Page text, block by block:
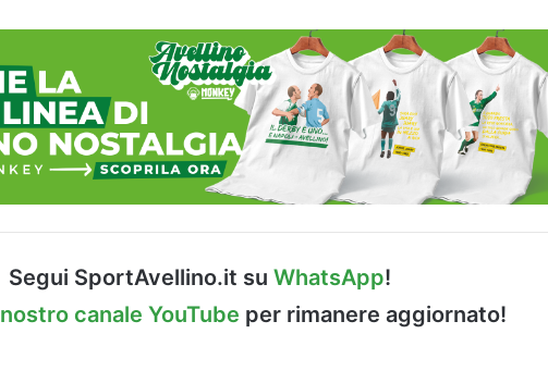
Segui SportAvellino.it su WhatsApp!
nostro canale YouTube per rimanere aggiornato!